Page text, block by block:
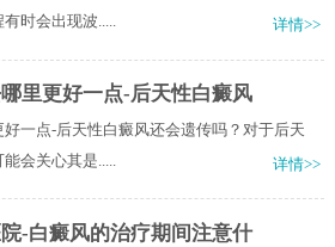
时会出现波.....
详情>>
里更好一点-后天性白癜风
一点-后天性白癜风还会遗传吗？对于后天
会关心其是.....
详情>>
-白癜风的治疗期间注意什